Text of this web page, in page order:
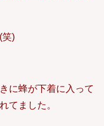
笑)
に蜂が下着に入って
てました。